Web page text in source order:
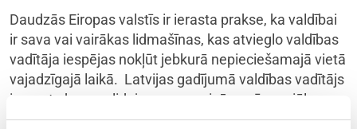
Daudzās Eiropas valstīs ir ierasta prakse, ka valdībai
ir sava vai vairākas lidmašīnas, kas atvieglo valdības
vadītāja iespējas nokļūt jebkurā nepieciešamajā vietā
vajadzīgajā laikā. Latvijas gadījumā valdības vadītājs
izmanto komerclidojumus un reizēm arī speciālos
avioreisus, lai tiktu uz vizītes galapunktu un laikus